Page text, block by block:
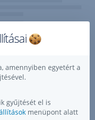
amennyiben egyetért a
gyűjtését el is
menüpont alatt